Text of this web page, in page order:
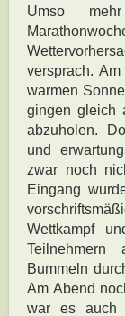
Umso
versprach.
warmen
gingen gleich
abzuholen.
und
zwar noch
Eingang
Wettkampf
Teilnehmern
Bummeln
Am Abend
war es auch